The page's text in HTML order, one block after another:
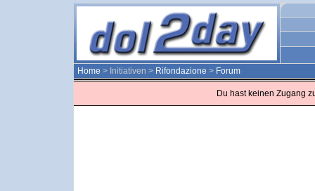
Home > Initiativen > Rifondazione > Forum
Du hast keinen Zugang